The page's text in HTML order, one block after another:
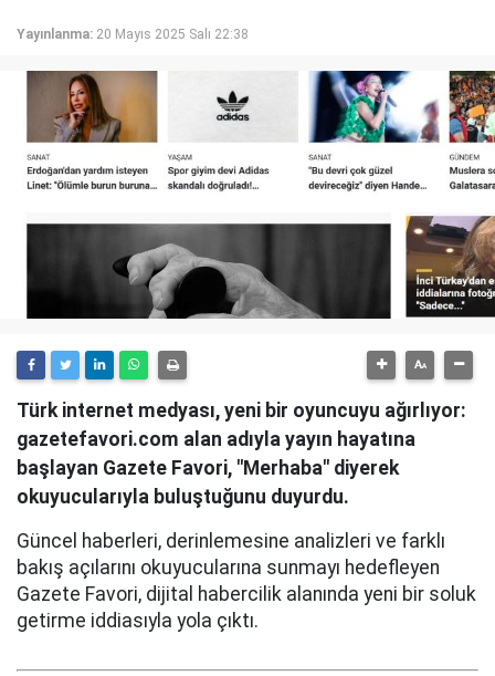
Yayınlanma: 20 Mayıs 2025 Salı 22:38
Türk internet medyası, yeni bir oyuncuyu ağırlıyor:
gazetefavori.com alan adıyla yayın hayatına
başlayan Gazete Favori, "Merhaba" diyerek
okuyucularıyla buluştuğunu duyurdu.
Güncel haberleri, derinlemesine analizleri ve farklı
bakış açılarını okuyucularına sunmayı hedefleyen
Gazete Favori, dijital habercilik alanında yeni bir soluk
getirme iddiasıyla yola çıktı.